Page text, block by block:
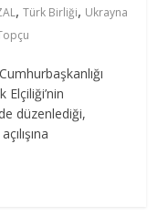
,Türk Birliği, Ukrayna
düzenlediği,